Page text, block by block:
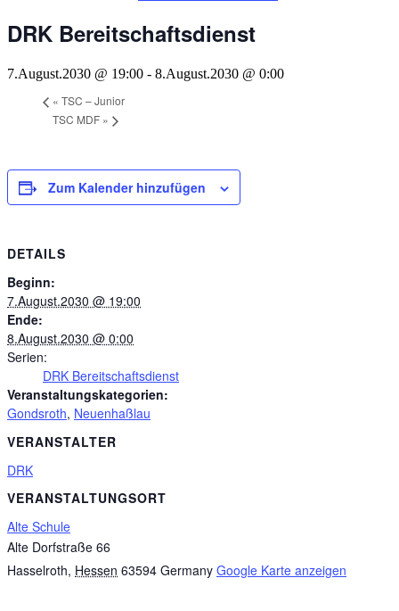
DRK Bereitschaftsdienst
7.August.2030 @ 19:00 - 8.August.2030 @ 0:00
« TSC – Junior
TSC MDF »
Zum Kalender hinzufügen
DETAILS
Beginn:
7.August.2030 @ 19:00
Ende:
8.August.2030 @ 0:00
Serien:
DRK Bereitschaftsdienst
Veranstaltungskategorien:
Gondsroth, Neuenhaßlau
VERANSTALTER
DRK
VERANSTALTUNGSORT
Alte Schule
Alte Dorfstraße 66
Hasselroth, Hessen 63594 Germany Google Karte anzeigen